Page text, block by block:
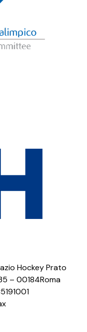
Hockey Prato
– 00184Roma